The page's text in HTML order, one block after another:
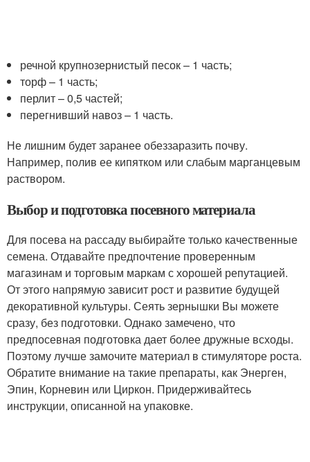
речной крупнозернистый песок – 1 часть;
торф – 1 часть;
перлит – 0,5 частей;
перегнивший навоз – 1 часть.
Не лишним будет заранее обеззаразить почву.
Например, полив ее кипятком или слабым марганцевым
раствором.
Выбор и подготовка посевного материала
Для посева на рассаду выбирайте только качественные
семена. Отдавайте предпочтение проверенным
магазинам и торговым маркам с хорошей репутацией.
От этого напрямую зависит рост и развитие будущей
декоративной культуры. Сеять зернышки Вы можете
сразу, без подготовки. Однако замечено, что
предпосевная подготовка дает более дружные всходы.
Поэтому лучше замочите материал в стимуляторе роста.
Обратите внимание на такие препараты, как Энерген,
Эпин, Корневин или Циркон. Придерживайтесь
инструкции, описанной на упаковке.